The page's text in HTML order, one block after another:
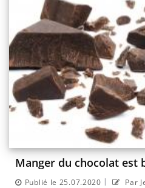
Manger du chocolat
Publié le 25.07.2020 | Par